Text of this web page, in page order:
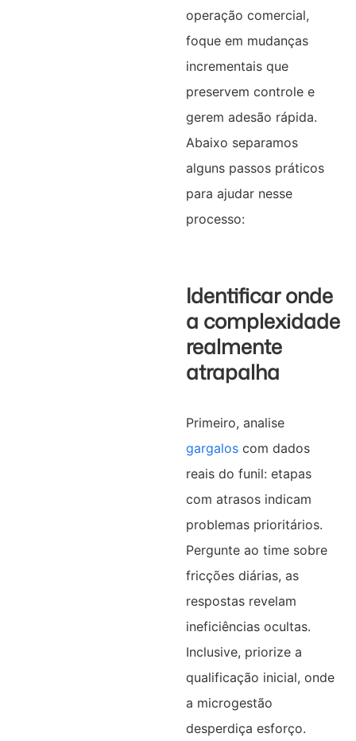
operação comercial,
foque em mudanças
incrementais que
preservem controle e
gerem adesão rápida.​
Abaixo separamos
alguns passos práticos
para ajudar nesse
processo:
Identificar onde
a complexidade
realmente
atrapalha
Primeiro, analise
gargaloscom dados
reais do funil: etapas
com atrasos indicam
problemas prioritários.
Pergunte ao time sobre
fricções diárias, as
respostas revelam
ineficiências ocultas.
Inclusive, priorize a
qualificação inicial, onde
a microgestão
desperdiça esforço.​